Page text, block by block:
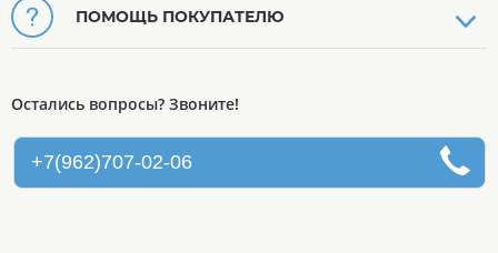
ПОМОЩЬ ПОКУПАТЕЛЮ
Остались вопросы? Звоните!
+7(962)707-02-06